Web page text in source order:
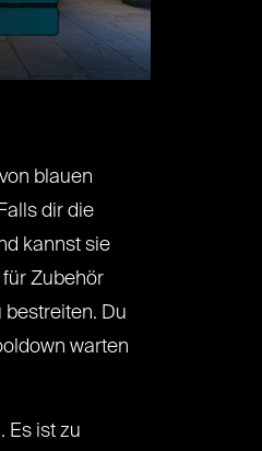
blauen
dir die
kannst sie
Zubehör
bestreiten. Du
warten
Es ist zu